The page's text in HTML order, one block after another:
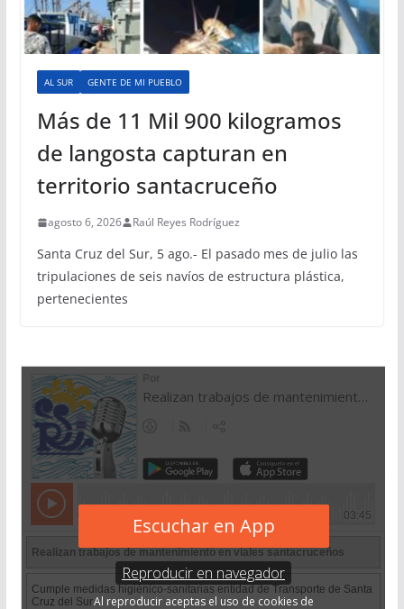
AL SUR GENTE DE MI PUEBLO
Más de 11 Mil 900 kilogramos
de langosta capturan en
territorio santacruceño
agosto 6, 2026 Raúl Reyes Rodríguez
Santa Cruz del Sur, 5 ago.- El pasado mes de julio las
tripulaciones de seis navíos de estructura plástica,
pertenecientes